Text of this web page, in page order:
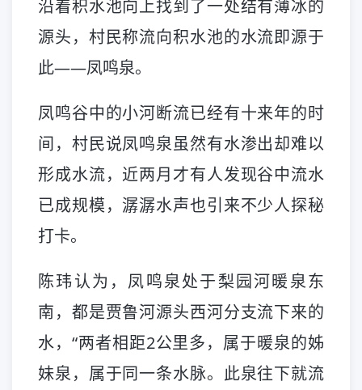
沿着积水池向上找到了一处结有薄冰的
源头，村民称流向积水池的水流即源于
此——凤鸣泉。
凤鸣谷中的小河断流已经有十来年的时
间，村民说凤鸣泉虽然有水渗出却难以
形成水流，近两月才有人发现谷中流水
已成规模，潺潺水声也引来不少人探秘
打卡。
陈玮认为，凤鸣泉处于梨园河暖泉东
南，都是贾鲁河源头西河分支流下来的
水，“两者相距2公里多，属于暖泉的姊
妹泉，属于同一条水脉。此泉往下就流